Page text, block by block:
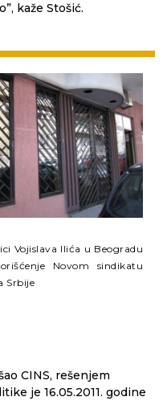
kaže Stošić.
Vojislava Ilića u Beogradu
Novom sindikatu
Srbije
CINS, rešenjem
je 16.05.2011. godine